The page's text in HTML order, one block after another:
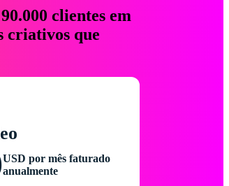
clientes em
criativos que
USD por mês faturado
anualmente